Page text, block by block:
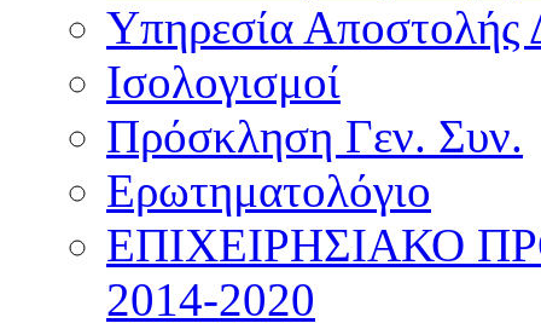
Υπηρεσία Αποστολής
Ισολογισμοί
Πρόσκληση Γεν. Συν.
Ερωτηματολόγιο
ΕΠΙΧΕΙΡΗΣΙΑΚΟ
2014-2020